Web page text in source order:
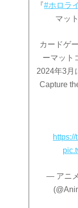
『#ホロラ
マッ
カードゲ
ーマット
2024年3月
Capture
— アニ